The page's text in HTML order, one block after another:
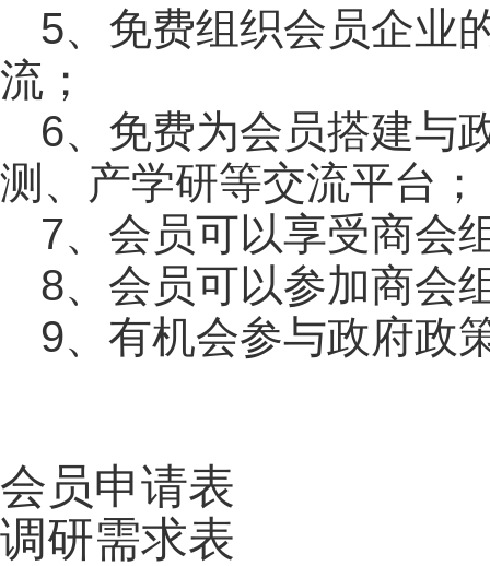
5、免费组织会员企业
流；
6、免费为会员搭建与
测、产学研等交流平台；
7、会员可以享受商会
8、会员可以参加商会
9、有机会参与政府政
会员申请表
调研需求表